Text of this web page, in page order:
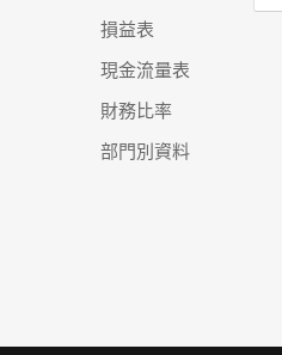
損益表
現金流量表
財務比率
部門別資料